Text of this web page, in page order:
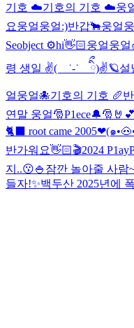
기호 ☁️기호의 기호 ☁️웅
요웅얼웅얼:)반갑🐂웅얼
Seobject ⚙️hi👋🏻웅얼웅
령 생일 ✌( ˙-˙ ིྀ)✌🪐설
얼웅얼🐙기호의 기호 🥖
연말 웅얼🎅P1ece🔔🎅🤘💕
🐈‍⬛ root came 2005❤(๑
반가워요👋🏻🎬2024
지..😗🍚 잠깐 놀아줄 사람
들자!✨백두산 2025년에